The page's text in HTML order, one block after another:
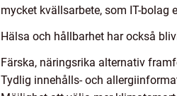
mycket kvällsarbete, som IT-bolag
Hälsa och hållbarhet har också
Färska, näringsrika alternativ
Tydlig innehålls- och